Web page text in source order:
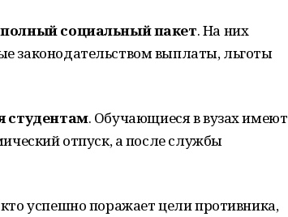
полный социальный пакет. На них
законодательством выплаты, льготы
студентам. Обучающиеся в вузах имеют
отпуск, а после службы
успешно поражает цели противника,